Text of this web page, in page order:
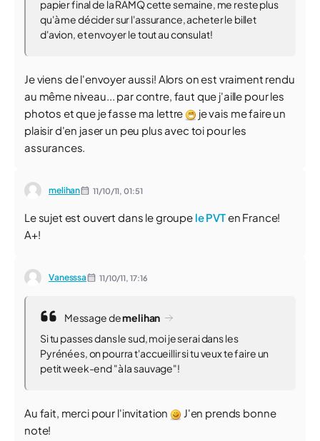
papier final de la RAMQ cette semaine, me reste plus
qu'à me décider sur l'assurance, acheter le billet
d'avion, et envoyer le tout au consulat!
Je viens de l'envoyer aussi! Alors on est vraiment rendu
au même niveau... par contre, faut que j'aille pour les
photos et que je fasse ma lettre
je vais me faire un
plaisir d'en jaser un peu plus avec toi pour les
assurances.
melihan 11/10/11,01:51
Le sujet est ouvert dans le groupe le PVTen France!
A+!
Vanesssa 11/10/11, 17:16
Message demelihan
Si tu passes dans le sud, moi je serai dans les
Pyrénées, on pourra t'accueillir si tu veux te faire un
petit week-end "à la sauvage"!
Au fait, merci pour l'invitation
J'en prends bonne
note!